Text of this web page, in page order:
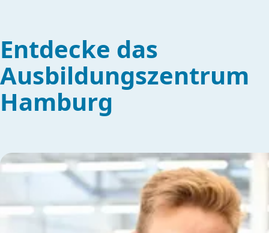
Entdecke das
Ausbildungszentrum
Hamburg